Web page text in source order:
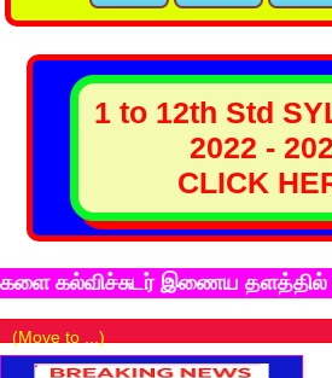
1 to 12th Std
2022 -
CLICK
இணைய தளத்தில் பதிவு